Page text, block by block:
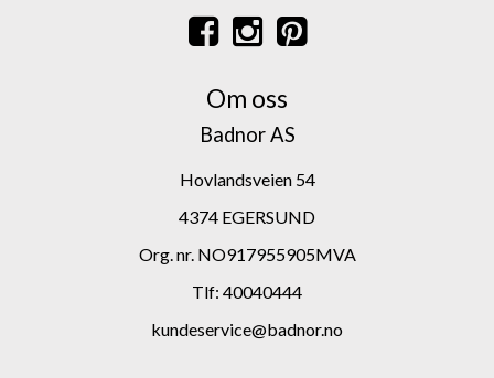
Om oss
Badnor AS
Hovlandsveien 54
4374 EGERSUND
Org. nr. NO917955905MVA
Tlf: 40040444
kundeservice@badnor.no